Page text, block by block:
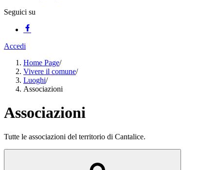
Seguici su
Accedi
Home Page/
Vivere il comune/
Luoghi/
Associazioni
Associazioni
Tutte le associazioni del territorio di Cantalice.